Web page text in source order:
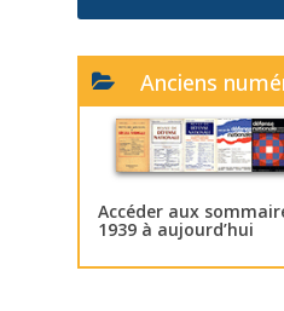
Anciens
Accéder aux
1939 à aujourd’hui